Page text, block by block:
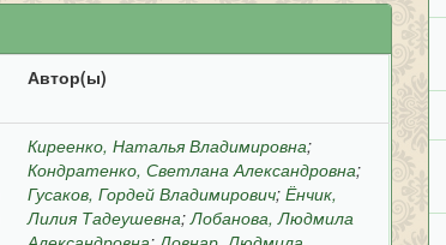
Автор(ы)
Киреенко, Наталья Владимировна;
Кондратенко, Светлана Александровна;
Гусаков, Гордей Владимирович;Ёнчик,
Лилия Тадеушевна;Лобанова, Людмила